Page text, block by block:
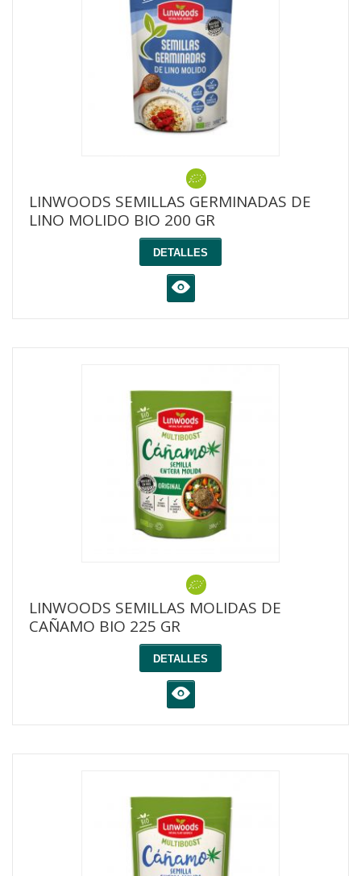
LINWOODS SEMILLAS GERMINADAS DE
LINO MOLIDO BIO 200 GR
DETALLES
K
LINWOODS SEMILLAS MOLIDAS DE
CAÑAMO BIO 225 GR
DETALLES
K